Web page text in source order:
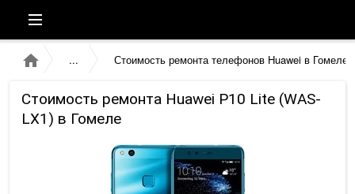
Стоимость ремонта телефонов Huawei в Гомеле
Стоимость ремонта Huawei P10 Lite (WAS-
LX1) в Гомеле